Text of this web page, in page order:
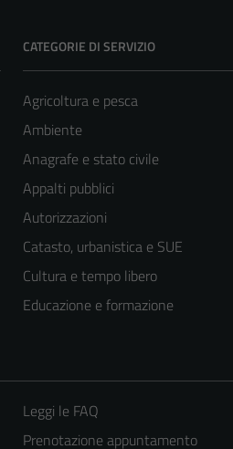
CATEGORIE DI SERVIZIO
Agricoltura e pesca
Ambiente
Anagrafe e stato civile
Appalti pubblici
Autorizzazioni
Catasto, urbanistica e SUE
Cultura e tempo libero
Educazione e formazione
Leggi le FAQ
Prenotazione appuntamento